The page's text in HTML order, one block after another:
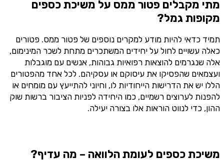
מתי מקבלים פטור ממס על משיכת כספים
מקופות גמל?
תמיד כדאי להיות מודע למקרים נוספים של פטור ממס. פטורים
כאלה עשויים לחול על יחידים המשתכרים מתחת לשכר המינימום,
אלה שנגרמים להוצאות רפואיות גבוהות, אנשים עם מוגבלות
ועצמאים שהפסיקו את עיסוקם או עסקיהם. לכל אחד מהפטורים
הללו יש את הדרישות הייחודיות לו, וחיוני להתייעץ עם מומחים או
להפנות לערוצים רשמיים, כמו היחידה לפניות הציבור ברשות שוק
ההון, כדי לנווט הוראות אלו בצורה יעילה.
משיכת כספים לעומת הלוואה – מה עדיף?